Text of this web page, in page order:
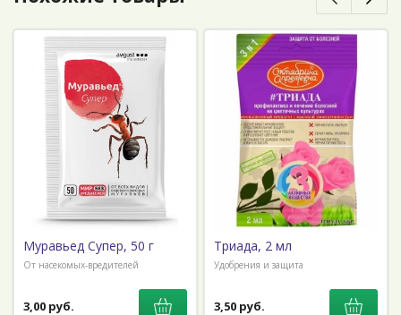
Муравьед Супер, 50 г
От насекомых-вредителей
3,00 руб.
Триада, 2 мл
Удобрения и защита
3,50 руб.